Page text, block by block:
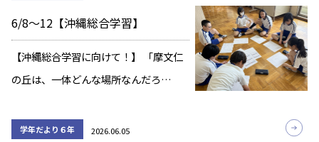
6/8～12【沖縄総合学習】
【沖縄総合学習に向けて！】 「摩文仁
の丘は、一体どんな場所なんだろ
ったのだろう？」 沖縄平和学習を進め
学年だより６年 2026.06.05